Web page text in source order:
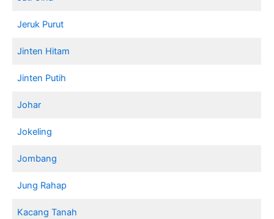
Jeruk Purut
Jinten Hitam
Jinten Putih
Johar
Jokeling
Jombang
Jung Rahap
Kacang Tanah